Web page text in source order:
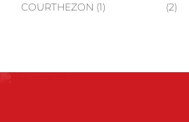
COURTHEZON (1)
(2)